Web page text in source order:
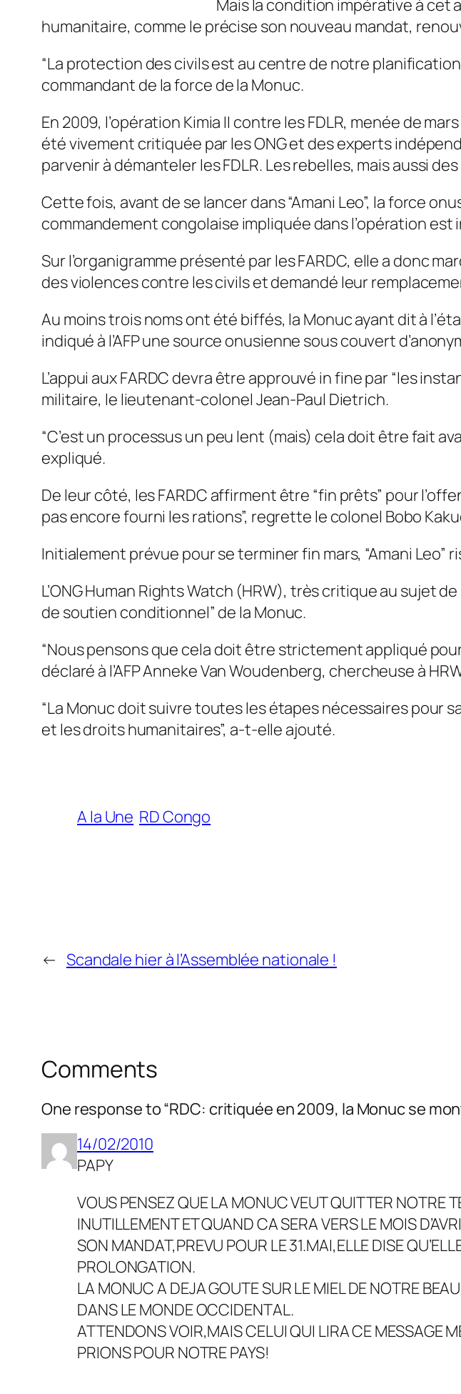
Mais la condition impérative à cet
humanitaire, comme le précise son nouveau mandat,
“La protection des civils est au centre de notre
commandant de la force de la Monuc.
En 2009, l’opération Kimia II contre les FDLR, menée de
été vivement critiquée par les ONG et des experts
parvenir à démanteler les FDLR. Les rebelles, mais aussi
Cette fois, avant de se lancer dans “Amani Leo”, la force
commandement congolaise impliquée dans l’opération
Sur l’organigramme présenté par les FARDC, elle a donc
des violences contre les civils et demandé leur
Au moins trois noms ont été biffés, la Monuc ayant dit à
indiqué à l’AFP une source onusienne sous couvert
L’appui aux FARDC devra être approuvé in fine par “les
militaire, le lieutenant-colonel Jean-Paul Dietrich.
“C’est un processus un peu lent (mais) cela doit être fait
expliqué.
De leur côté, les FARDC affirment être “fin prêts” pour
pas encore fourni les rations”, regrette le colonel Bobo
Initialement prévue pour se terminer fin mars, “Amani Leo”
L’ONG Human Rights Watch (HRW), très critique au sujet
de soutien conditionnel” de la Monuc.
“Nous pensons que cela doit être strictement appliqué
déclaré à l’AFP Anneke Van Woudenberg, chercheuse à
“La Monuc doit suivre toutes les étapes nécessaires pour
et les droits humanitaires”, a-t-elle ajouté.
A la Une RD Congo
← Scandale hier à l’Assemblée nationale !
Comments
One response to “RDC: critiquée en 2009, la Monuc se
14/02/2010
PAPY
VOUS PENSEZ QUE LA MONUC VEUT QUITTER NOTRE
INUTILLEMENT ET QUAND CA SERA VERS LE MOIS
SON MANDAT,PREVU POUR LE 31.MAI,ELLE DISE
PROLONGATION.
LA MONUC A DEJA GOUTE SUR LE MIEL DE NOTRE
DANS LE MONDE OCCIDENTAL.
ATTENDONS VOIR,MAIS CELUI QUI LIRA CE MESSAGE
PRIONS POUR NOTRE PAYS!